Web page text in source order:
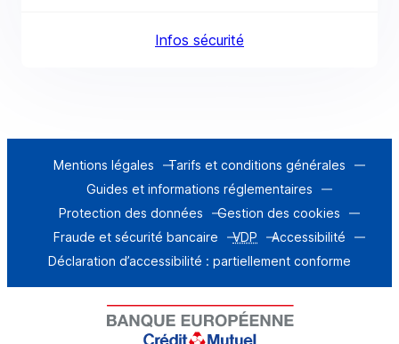
Infos sécurité
Mentions légales
Tarifs et conditions générales
Guides et informations réglementaires
Protection des données
Gestion des cookies
Fraude et sécurité bancaire
VDP
Accessibilité
Déclaration d’accessibilité : partiellement conforme